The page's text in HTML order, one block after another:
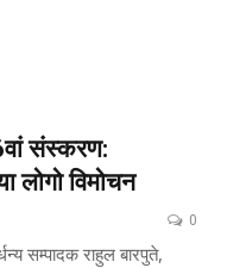
संस्करण:
लोगो विमोचन
0
सम्पादक राहुल बारपुते,